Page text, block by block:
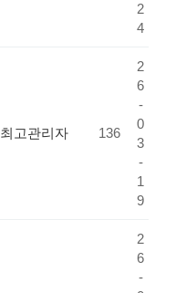
2
4
최고관리자 136
2
6
-
0
3
-
1
9
2
6
-